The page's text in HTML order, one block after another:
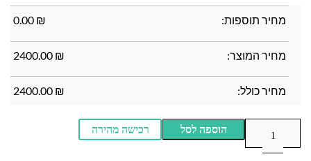
מחיר תוספות: ₪
0.00
מחיר המוצר: ₪
2400.00
מחיר כולל: ₪
2400.00
הוספה לסל רכישה מהירה